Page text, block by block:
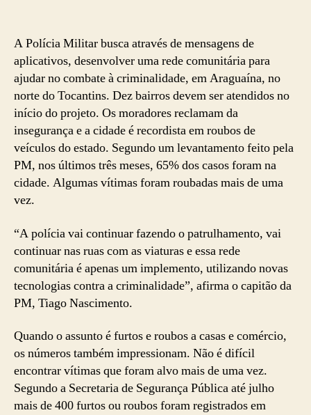
A Polícia Militar busca através de mensagens de
aplicativos, desenvolver uma rede comunitária para
ajudar no combate à criminalidade, em Araguaína, no
norte do Tocantins. Dez bairros devem ser atendidos no
início do projeto. Os moradores reclamam da
insegurança e a cidade é recordista em roubos de
veículos do estado. Segundo um levantamento feito pela
PM, nos últimos três meses, 65% dos casos foram na
cidade. Algumas vítimas foram roubadas mais de uma
vez.
“A polícia vai continuar fazendo o patrulhamento, vai
continuar nas ruas com as viaturas e essa rede
comunitária é apenas um implemento, utilizando novas
tecnologias contra a criminalidade”, afirma o capitão da
PM, Tiago Nascimento.
Quando o assunto é furtos e roubos a casas e comércio,
os números também impressionam. Não é difícil
encontrar vítimas que foram alvo mais de uma vez.
Segundo a Secretaria de Segurança Pública até julho
mais de 400 furtos ou roubos foram registrados em